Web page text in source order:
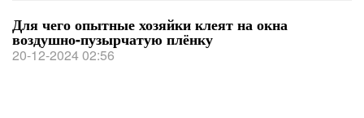
Для чего опытные хозяйки клеят на окна
воздушно-пузырчатую плёнку
20-12-2024 02:56